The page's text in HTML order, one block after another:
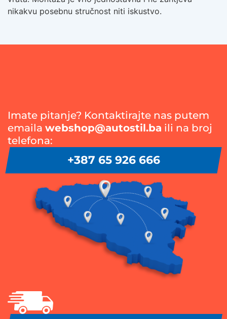
nikakvu posebnu stručnost niti iskustvo.
Imate pitanje? Kontaktirajte nas putem
emaila webshop@autostil.ba ili na broj
telefona:
+387 65 926 666